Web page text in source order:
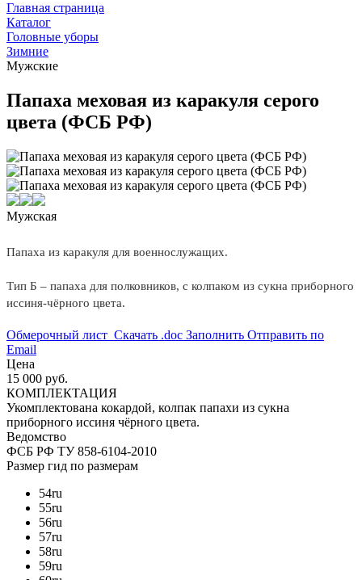
Главная страница
Каталог
Головные уборы
Зимние
Мужские
Папаха меховая из каракуля серого
цвета (ФСБ РФ)
Мужская
Папаха из каракуля для военнослужащих.
Тип Б – папаха для полковников, с колпаком из сукна приборного
иссиня-чёрного цвета.
Обмерочный лист Скачать .doc Заполнить Отправить по
Email
Цена
15 000 руб.
КОМПЛЕКТАЦИЯ
Укомплектована кокардой, колпак папахи из сукна
приборного иссиня чёрного цвета.
Ведомство
ФСБ РФ ТУ 858-6104-2010
Размер гид по размерам
54ru
55ru
56ru
57ru
58ru
59ru